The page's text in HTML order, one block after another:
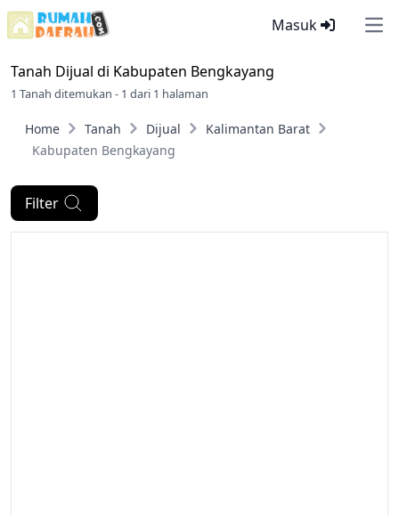
Masuk
Tanah Dijual di Kabupaten Bengkayang
1 Tanah ditemukan - 1 dari 1 halaman
Home Tanah Dijual
Kalimantan Barat
Kabupaten Bengkayang
Filter